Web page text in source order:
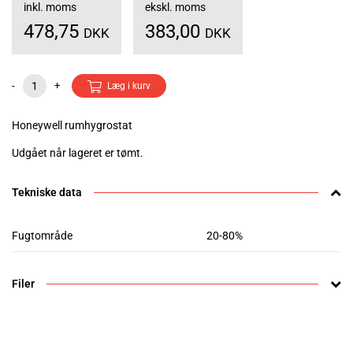
inkl. moms
478,75 DKK
ekskl. moms
383,00 DKK
- + Læg i kurv
Honeywell rumhygrostat
Udgået når lageret er tømt.
Tekniske data
Fugtområde 20-80%
Filer